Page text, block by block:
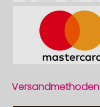
Versandmethoden